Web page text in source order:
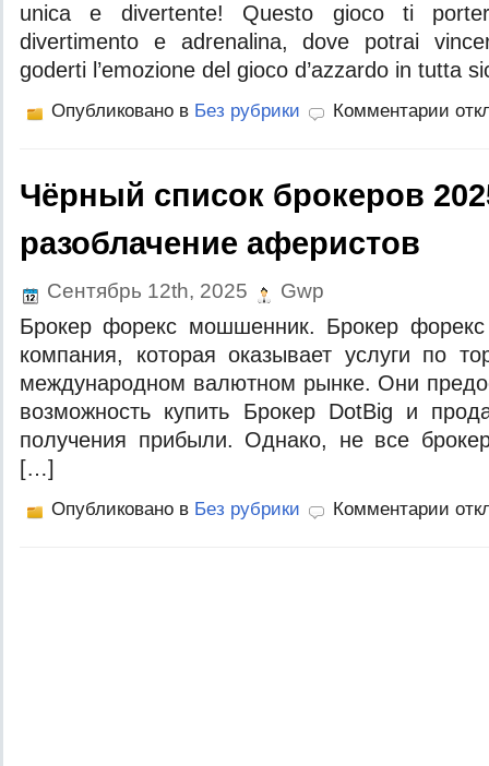
unica e divertente! Questo gioco ti
divertimento e adrenalina, dove potrai
goderti l’emozione del gioco d’azzardo in tutta
Опубликовано в Без рубрики Комментарии
Чёрный список брокеров
разоблачение аферистов
Сентябрь 12th, 2025 Gwp
Брокер форекс мошшенник. Брокер
компания, которая оказывает услуги по
международном валютном рынке. Они
возможность купить Брокер DotBig и
получения прибыли. Однако, не все
[…]
Опубликовано в Без рубрики Комментарии